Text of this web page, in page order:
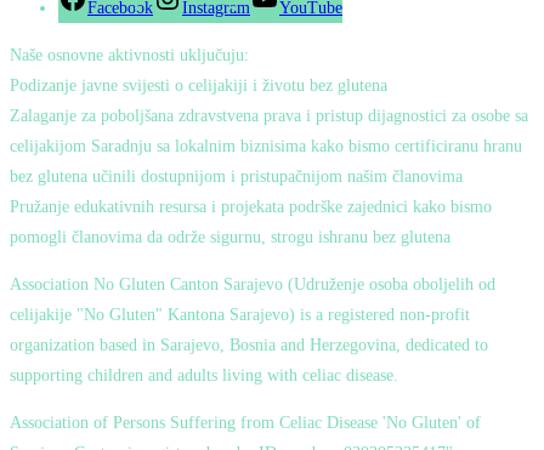
Facebook Instagram YouTube
Naše osnovne aktivnosti uključuju:
Podizanje javne svijesti o celijakiji i životu bez glutena
Zalaganje za poboljšana zdravstvena prava i pristup dijagnostici za osobe sa
celijakijom Saradnju sa lokalnim biznisima kako bismo certificiranu hranu
bez glutena učinili dostupnijom i pristupačnijom našim članovima
Pružanje edukativnih resursa i projekata podrške zajednici kako bismo
pomogli članovima da održe sigurnu, strogu ishranu bez glutena
Association No Gluten Canton Sarajevo (Udruženje osoba oboljelih od
celijakije "No Gluten" Kantona Sarajevo) is a registered non-profit
organization based in Sarajevo, Bosnia and Herzegovina, dedicated to
supporting children and adults living with celiac disease.
Association of Persons Suffering from Celiac Disease 'No Gluten' of